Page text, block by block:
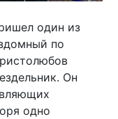
один из
по
Он
одно